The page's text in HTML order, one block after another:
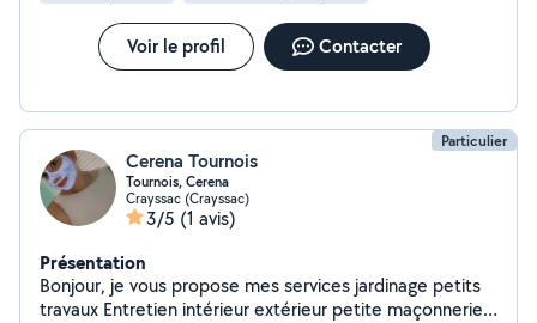
Voir le profil Contacter
Particulier
Cerena Tournois
Tournois, Cerena
Crayssac (Crayssac)
3/5 (1 avis)
Présentation
Bonjour, je vous propose mes services jardinage petits
travaux Entretien intérieur extérieur petite maçonnerie ,